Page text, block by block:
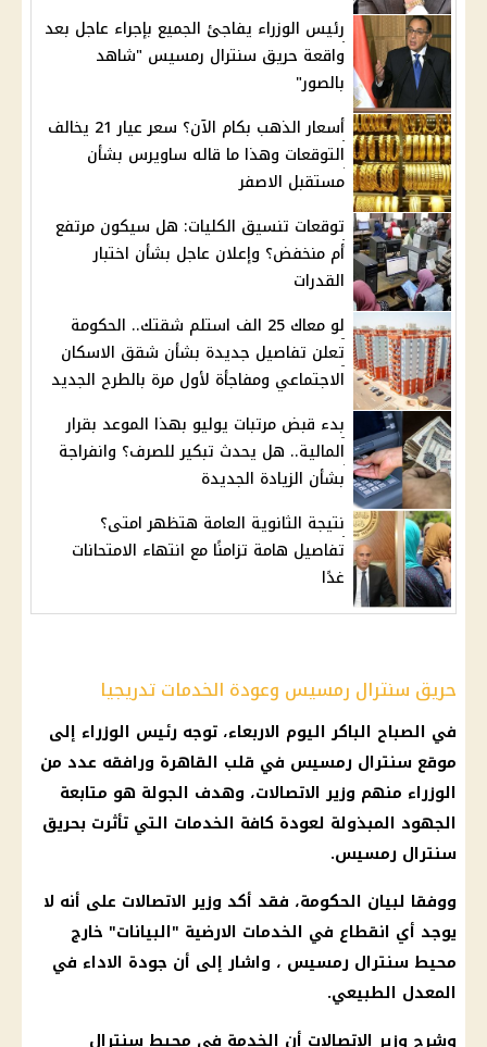
رئيس الوزراء يفاجئ الجميع بإجراء عاجل بعد
واقعة حريق سنترال رمسيس "شاهد
بالصور"
أسعار الذهب بكام الآن؟ سعر عيار 21 يخالف
التوقعات وهذا ما قاله ساويرس بشأن
مستقبل الاصفر
توقعات تنسيق الكليات: هل سيكون مرتفع
أم منخفض؟ وإعلان عاجل بشأن اختبار
القدرات
لو معاك 25 الف استلم شقتك.. الحكومة
تعلن تفاصيل جديدة بشأن شقق الاسكان
الاجتماعي ومفاجأة لأول مرة بالطرح الجديد
بدء قبض مرتبات يوليو بهذا الموعد بقرار
المالية.. هل يحدث تبكير للصرف؟ وانفراجة
بشأن الزيادة الجديدة
نتيجة الثانوية العامة هتظهر امتى؟
تفاصيل هامة تزامنًا مع انتهاء الامتحانات
غدًا
حريق سنترال رمسيس وعودة الخدمات تدريجيا
في الصباح الباكر اليوم الاربعاء، توجه رئيس الوزراء إلى
موقع سنترال رمسيس في قلب القاهرة ورافقه عدد من
الوزراء منهم وزير الاتصالات، وهدف الجولة هو متابعة
الجهود المبذولة لعودة كافة الخدمات التي تأثرت بحريق
سنترال رمسيس.
ووفقا لبيان الحكومة، فقد أكد وزير الاتصالات على أنه لا
يوجد أي انقطاع في الخدمات الارضية "البيانات" خارج
محيط سنترال رمسيس ، واشار إلى أن جودة الاداء في
المعدل الطبيعي.
وشرح وزير الاتصالات أن الخدمة في محيط سنترال